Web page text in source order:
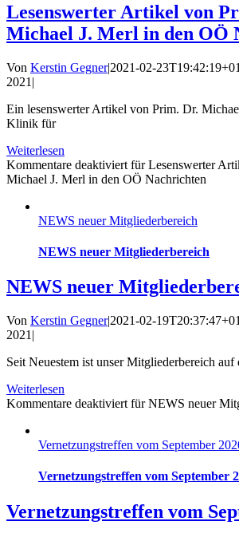
Lesenswerter Artikel von
Michael J. Merl in den OÖ
Von Kerstin Gegner|2021-02-
2021 |
Ein lesenswerter Artikel von Prim. Dr.
Klinik für
Weiterlesen
Kommentare deaktiviert für Lesenswerter
Michael J. Merl in den OÖ Nachrichten
NEWS neuer Mitgliederbereich
NEWS neuer Mitgliederbereich
NEWS neuer
Von Kerstin Gegner|2021-02-
2021 |
Seit Neuestem ist unser Mitgliederbereich
Weiterlesen
Kommentare deaktiviert für NEWS neuer
Vernetzungstreffen vom September
Vernetzungstreffen vom September
Vernetzungstreffen vom